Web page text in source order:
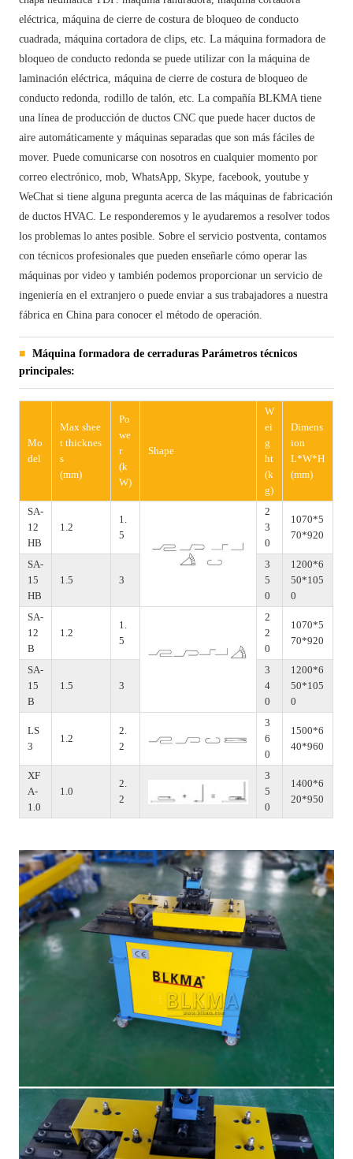
eléctrica, máquina de cierre de costura de bloqueo de conducto
cuadrada, máquina cortadora de clips, etc. La máquina formadora de
bloqueo de conducto redonda se puede utilizar con la máquina de
laminación eléctrica, máquina de cierre de costura de bloqueo de
conducto redonda, rodillo de talón, etc. La compañía BLKMA tiene
una línea de producción de ductos CNC que puede hacer ductos de
aire automáticamente y máquinas separadas que son más fáciles de
mover. Puede comunicarse con nosotros en cualquier momento por
correo electrónico, mob, WhatsApp, Skype, facebook, youtube y
WeChat si tiene alguna pregunta acerca de las máquinas de fabricación
de ductos HVAC. Le responderemos y le ayudaremos a resolver todos
los problemas lo antes posible. Sobre el servicio postventa, contamos
con técnicos profesionales que pueden enseñarle cómo operar las
máquinas por video y también podemos proporcionar un servicio de
ingeniería en el extranjero o puede enviar a sus trabajadores a nuestra
fábrica en China para conocer el método de operación.
Máquina formadora de cerraduras Parámetros técnicos
principales:
Mo
del
Max shee
t thicknes
s
(mm)
Po
we
r
(k
W)
Shape
W
ei
g
ht
(k
g)
Dimens
ion
L*W*H
(mm)
SA-
12
HB
1.2
1.
5
2
3
0
1070*5
70*920
SA-
15
HB
1.5 3
3
5
0
1200*6
50*105
0
SA-
12
B
1.2
1.
5
2
2
0
1070*5
70*920
SA-
15
B
1.5 3
3
4
0
1200*6
50*105
0
LS
3
1.2
2.
2
3
6
0
1500*6
40*960
XF
A-
1.0
1.0
2.
2
3
5
0
1400*6
20*950